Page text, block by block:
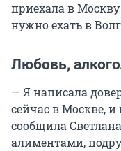
приехала в Москву
нужно ехать в
Любовь,
— Я написала
сейчас в Москве, и
сообщила
алиментами,